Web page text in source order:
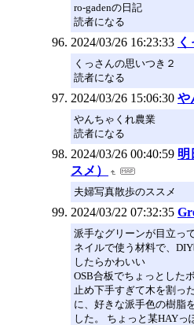
ro-gadenの日記
読者になる
2024/03/26 16:23:33
くっさんの思いつき２
読者になる
2024/03/26 15:06:30 や
やんちゃくれ農業
読者になる
2024/03/26 00:40:59 明
スメ）
夫婦写真散歩のススメ
2024/03/22 07:32:35
派手なグリーンが目立っ
ネイルで使う材料で、
したらかわいい
OSB合板でちょっとした
止め下手すぎて木を割っ
に、好きな派手色の樹脂
した。 ちょっと某HAYっ